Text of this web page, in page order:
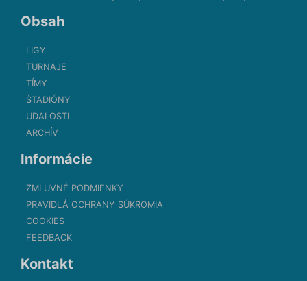
Obsah
LIGY
TURNAJE
TÍMY
ŠTADIÓNY
UDALOSTI
ARCHÍV
Informácie
ZMLUVNÉ PODMIENKY
PRAVIDLÁ OCHRANY SÚKROMIA
COOKIES
FEEDBACK
Kontakt